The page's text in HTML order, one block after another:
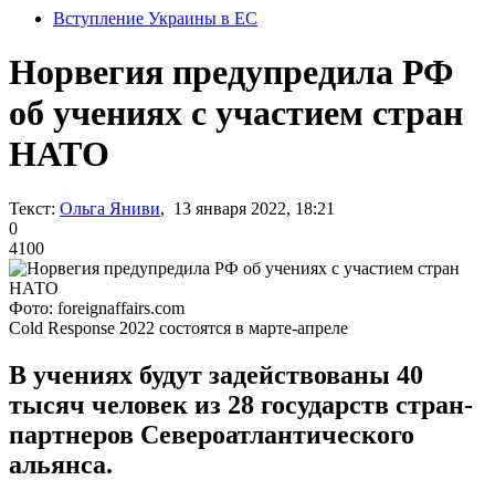
Вступление Украины в ЕС
Норвегия предупредила РФ
об учениях с участием стран
НАТО
Текст: Ольга Яниви, 13 января 2022, 18:21
0
4100
Фото: foreignaffairs.com
Cold Response 2022 состоятся в марте-апреле
В учениях будут задействованы 40
тысяч человек из 28 государств стран-
партнеров Североатлантического
альянса.